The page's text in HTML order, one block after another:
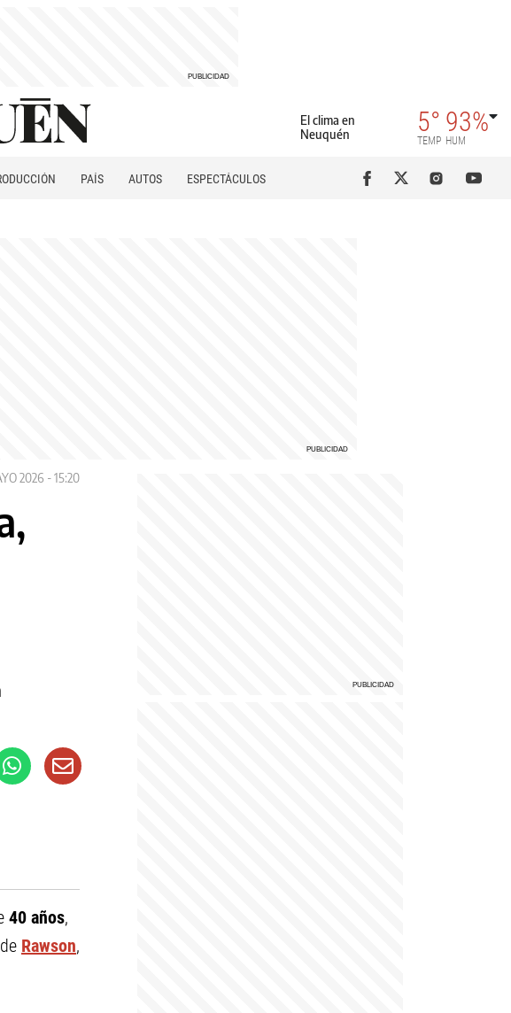
El clima en
Neuquén
5°
TEMP
93%
HUM
PAÍS AUTOS
ESPECTÁCULOS
2026 - 15:20
40 años,
Rawson,